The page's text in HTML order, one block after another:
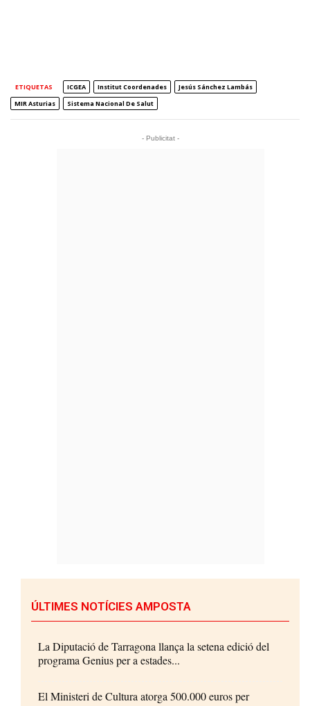
ETIQUETAS ICGEA Institut Coordenades
Jesús Sánchez Lambás
MIR Asturias
Sistema Nacional De Salut
- Publicitat -
ÚLTIMES NOTÍCIES AMPOSTA
La Diputació de Tarragona llança la setena edició del
programa Genius per a estades...
El Ministeri de Cultura atorga 500.000 euros per